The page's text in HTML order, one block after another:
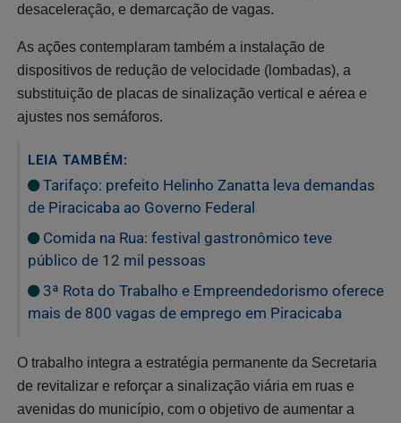
desaceleração, e demarcação de vagas.
As ações contemplaram também a instalação de
dispositivos de redução de velocidade (lombadas), a
substituição de placas de sinalização vertical e aérea e
ajustes nos semáforos.
LEIA TAMBÉM:
Tarifaço: prefeito Helinho Zanatta leva demandas
de Piracicaba ao Governo Federal
Comida na Rua: festival gastronômico teve
público de 12 mil pessoas
3ª Rota do Trabalho e Empreendedorismo oferece
mais de 800 vagas de emprego em Piracicaba
O trabalho integra a estratégia permanente da Secretaria
de revitalizar e reforçar a sinalização viária em ruas e
avenidas do município, com o objetivo de aumentar a